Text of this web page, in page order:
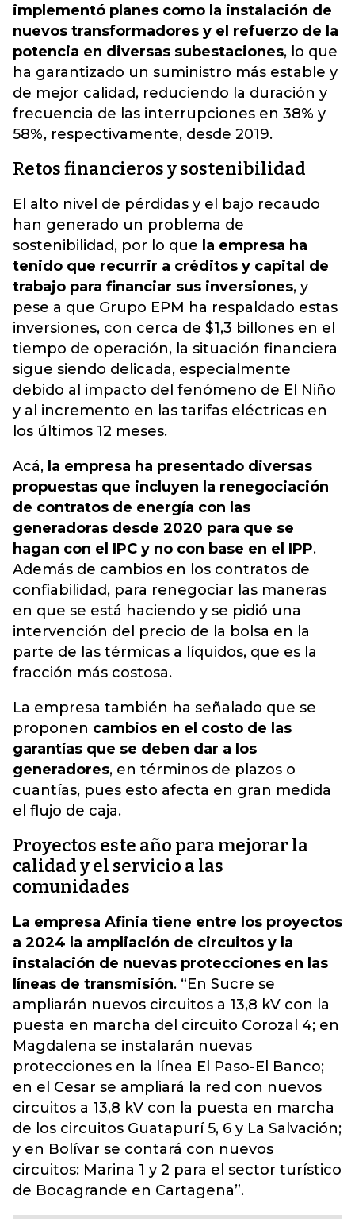
implementó planes como la instalación de
nuevos transformadores y el refuerzo de la
potencia en diversas subestaciones, lo que
ha garantizado un suministro más estable y
de mejor calidad, reduciendo la duración y
frecuencia de las interrupciones en 38% y
58%, respectivamente, desde 2019.
Retos financieros y sostenibilidad
El alto nivel de pérdidas y el bajo recaudo
han generado un problema de
sostenibilidad, por lo que la empresa ha
tenido que recurrir a créditos y capital de
trabajo para financiar sus inversiones, y
pese a que Grupo EPM ha respaldado estas
inversiones, con cerca de $1,3 billones en el
tiempo de operación, la situación financiera
sigue siendo delicada, especialmente
debido al impacto del fenómeno de El Niño
y al incremento en las tarifas eléctricas en
los últimos 12 meses.
Acá, la empresa ha presentado diversas
propuestas que incluyen la renegociación
de contratos de energía con las
generadoras desde 2020 para que se
hagan con el IPC y no con base en el IPP.
Además de cambios en los contratos de
confiabilidad, para renegociar las maneras
en que se está haciendo y se pidió una
intervención del precio de la bolsa en la
parte de las térmicas a líquidos, que es la
fracción más costosa.
La empresa también ha señalado que se
proponen cambios en el costo de las
garantías que se deben dar a los
generadores, en términos de plazos o
cuantías, pues esto afecta en gran medida
el flujo de caja.
Proyectos este año para mejorar la
calidad y el servicio a las
comunidades
La empresa Afinia tiene entre los proyectos
a 2024 la ampliación de circuitos y la
instalación de nuevas protecciones en las
líneas de transmisión. “En Sucre se
ampliarán nuevos circuitos a 13,8 kV con la
puesta en marcha del circuito Corozal 4; en
Magdalena se instalarán nuevas
protecciones en la línea El Paso-El Banco;
en el Cesar se ampliará la red con nuevos
circuitos a 13,8 kV con la puesta en marcha
de los circuitos Guatapurí 5, 6 y La Salvación;
y en Bolívar se contará con nuevos
circuitos: Marina 1 y 2 para el sector turístico
de Bocagrande en Cartagena”.